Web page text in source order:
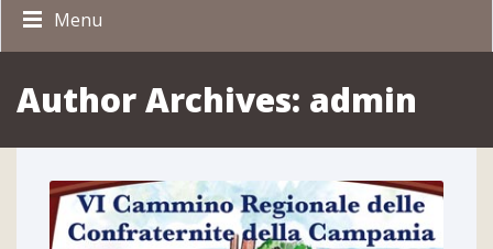
Menu
Author Archives: admin